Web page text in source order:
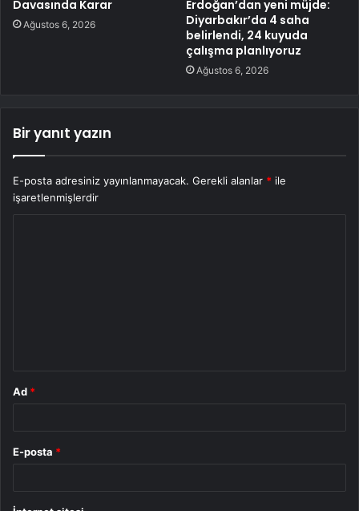
Davasında Karar
Ağustos 6, 2026
Erdoğan’dan yeni müjde:
Diyarbakır’da 4 saha
belirlendi, 24 kuyuda
çalışma planlıyoruz
Ağustos 6, 2026
Bir yanıt yazın
E-posta adresiniz yayınlanmayacak. Gerekli alanlar * ile
işaretlenmişlerdir
Ad *
E-posta *